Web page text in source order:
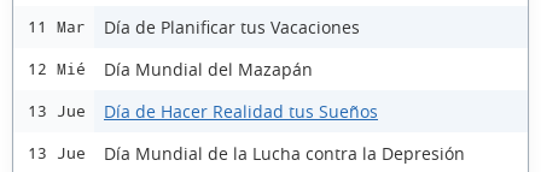
11 Mar Día de Planificar tus Vacaciones
12 Mié Día Mundial del Mazapán
13 Jue Día de Hacer Realidad tus Sueños
13 Jue Día Mundial de la Lucha contra la Depresión